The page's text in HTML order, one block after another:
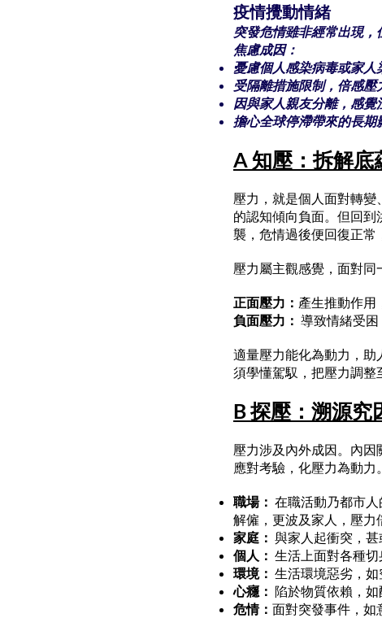
疫情攪動情緒
突發危情雖非經常出現
焦慮成因：
憂慮個人感染病毒或家人
受隔離措施限制，倍感壓
因與家人親友分離，感覺
擔心全球停滯帶來的長期
A 知壓：拆解底
壓力，就是個人面對轉
的認知傾向負面。但回
襲，危情過後便回復正常
壓力屬主觀感覺，面對同
正面壓力： 產生推動作用
負面壓力： 導致情緒受困
適量壓力能化為動力，
須學懂駕馭，把壓力調整
B 探壓：溯源究
壓力涉及內外成因。內
應對考驗，化壓力為動力
職場： 在職活動乃都市
解僱，更波及家人，壓力
家庭： 與家人起衝突，甚
個人： 生活上面對各種切
環境： 生活環境惡劣，如
心癮： 陷於物質依賴，如
危情： 面對突發事件，如